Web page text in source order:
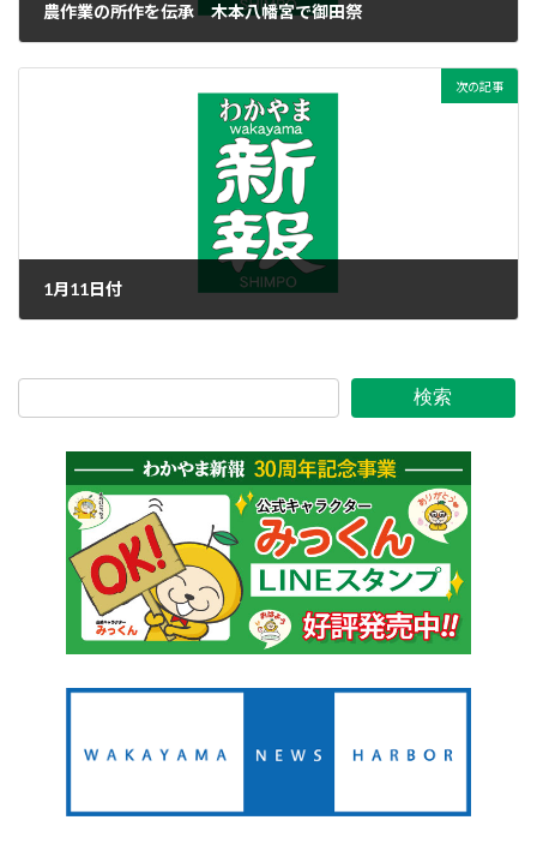
農作業の所作を伝承 木本八幡宮で御田祭
次の記事
1月11日付
検索